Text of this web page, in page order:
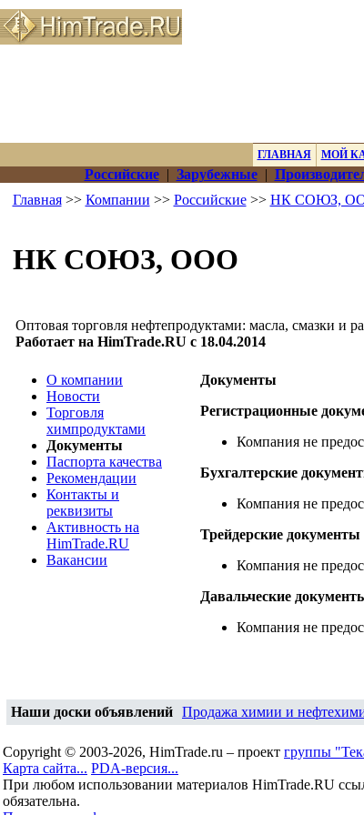
ГЛАВНАЯ МОЙ
Российские| Зарубежные|
Главная>> Компании >> Российские>> НК СОЮЗ,
НК СОЮЗ, ООО
Оптовая торговля нефтепродуктами: масла, смазки и
Работает на HimTrade.RU с 18.04.2014
О компании
Новости
Торговля
химпродуктами
Документы
Паспорта качества
Рекомендации
Контакты и
реквизиты
Активность на
HimTrade.RU
Вакансии
Документы
Регистрационные
Компания не
Бухгалтерские
Компания не
Трейдерские документы
Компания не
Давальческие
Компания не
Наши доски объявлений Продажа химии и
Copyright © 2003-2026, HimTrade.ru – проект группы
Карта сайта... PDA-версия...
При любом использовании материалов HimTrade.RU
обязательна.